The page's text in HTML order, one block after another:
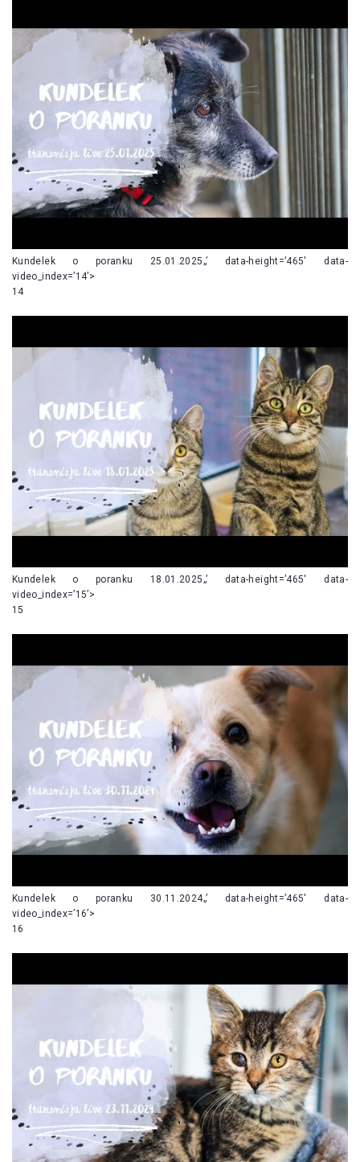
Kundelek o poranku 25.01.2025„’ data-height=’465′ data-
video_index=’14’>
14
Kundelek o poranku 18.01.2025„’ data-height=’465′ data-
video_index=’15’>
15
Kundelek o poranku 30.11.2024„’ data-height=’465′ data-
video_index=’16’>
16